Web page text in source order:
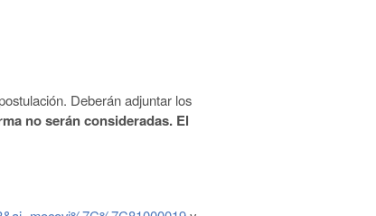
Deberánadjuntar los
no serán consideradas. El